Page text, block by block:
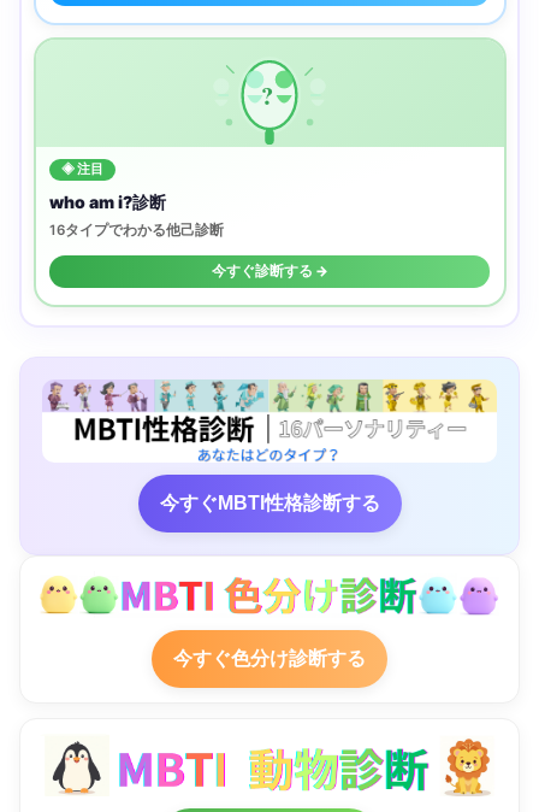
?
◈ 注目
who am i?診断
16タイプでわかる他己診断
今すぐ診断する →
今すぐMBTI性格診断する
今すぐ色分け診断する